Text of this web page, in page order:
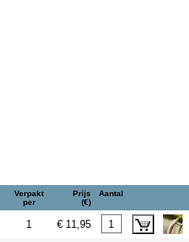
Verpakt
per
Prijs
(€)
Aantal
1 € 11,95